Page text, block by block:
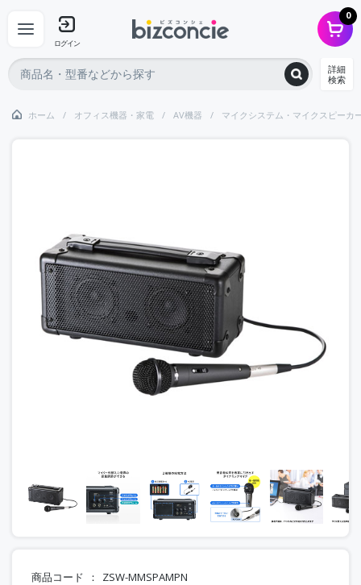
ログイン
0
詳細
検索
ホーム オフィス機器・家電 AV機器 マイクシステム・マイクスピーカ
商品コード ZSW-MMSPAMPN